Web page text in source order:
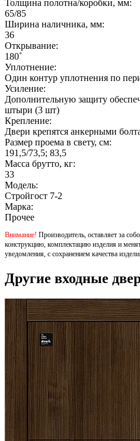
Толщина полотна/коробки, мм:
65/85
Ширина наличника, мм:
36
Открывание:
180˚
Уплотнение:
Один контур уплотнения по
Усиление:
Дополнительную защиту
штыри (3 шт)
Крепление:
Двери крепятся анкерными
Размер проема в свету, см:
191,5/73,5; 83,5
Масса брутто, кг:
33
Модель:
Стройгост 7-2
Марка:
Прочее
Внимание! Производитель, оставляет за
конструкцию, комплектацию изделия и
уведомления, с сохранением качества
Другие входные